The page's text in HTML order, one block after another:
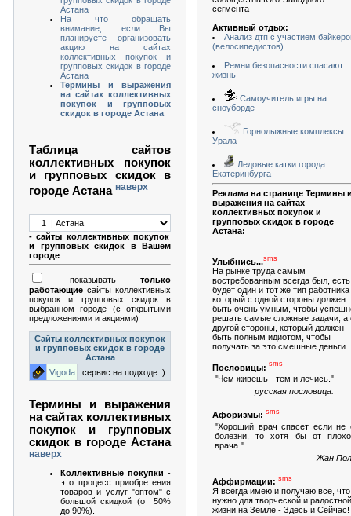
Астана
На что обращать
внимание, если Вы
планируете организовать
акцию на сайтах
коллективных покупок и
групповых скидок в городе
Астана
Термины и выражения
на сайтах коллективных
покупок и групповых
скидок в городе Астана
Таблица сайтов
коллективных покупок
и групповых скидок в
городе Астана наверх
- сайты коллективных покупок
и групповых скидок в Вашем
городе
показывать только
работающие сайты коллективных
покупок и групповых скидок в
выбранном городе (с открытыми
предложениями и акциями)
Сайты коллективных покупок
и групповых скидок в городе
Астана
Vigoda
сервис на подходе ;)
Термины и выражения
на сайтах коллективных
покупок и групповых
скидок в городе Астана
наверх
Коллективные покупки -
это процесс приобретения
товаров и услуг "оптом" с
большой скидкой (от 50%
до 90%).
сегмента
Активный отдых:
Анализ дтп с участием
(велосипедистов)
Ремни безопасности спасают
жизнь
Самоучитель игры на
сноуборде
Горнолыжные комплексы
Урала
Ледовые катки города
Екатеринбурга
Реклама на странице Термины
выражения на сайтах
коллективных покупок и
групповых скидок в городе
Астана:
Улыбнись...sms
На рынке труда самым
востребованным всегда был,
будет один и тот же тип
который с одной стороны должен
быть очень умным, чтобы
решать самые сложные задачи, а
другой стороны, который должен
быть полным идиотом, чтобы
получать за это смешные деньги.
Пословицы: sms
"Чем живешь - тем и лечись."
русская пословица.
Афоризмы: sms
"Хороший врач спасет если не
болезни, то хотя бы от
врача."
Жан
Аффирмации: sms
Я всегда имею и получаю все, что
нужно для творческой и радостной
жизни на Земле - Здесь и Сейчас!